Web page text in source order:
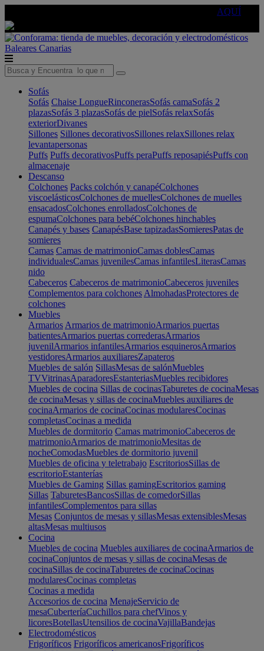
AQUÍ
Baleares Canarias
Sofás
Sofás Chaise LongueRinconerasSofás camaSofás 2
plazasSofás 3 plazasSofás de pielSofás relaxSofás
exteriorDivanes
Sillones Sillones decorativosSillones relaxSillones relax
levantapersonas
Puffs Puffs decorativosPuffs peraPuffs reposapiésPuffs con
almacenaje
Descanso
Colchones Packs colchón y canapéColchones
viscoelásticosColchones de muellesColchones de muelles
ensacadosColchones enrolladosColchones de
espumaColchones para bebéColchones hinchables
Canapés y bases CanapésBase tapizadasSomieresPatas de
somieres
Camas Camas de matrimonioCamas doblesCamas
individualesCamas juvenilesCamas infantilesLiterasCamas
nido
Cabeceros Cabeceros de matrimonioCabeceros juveniles
Complementos para colchones AlmohadasProtectores de
colchones
Muebles
Armarios Armarios de matrimonioArmarios puertas
batientesArmarios puertas correderasArmarios
juvenilArmarios infantilesArmarios esquinerosArmarios
vestidoresArmarios auxiliaresZapateros
Muebles de salón SillasMesas de salónMuebles
TVVitrinasAparadoresEstanteriasMuebles recibidores
Muebles de cocina Sillas de cocinasTaburetes de cocinaMesas
de cocinaMesas y sillas de cocinaMuebles auxiliares de
cocinaArmarios de cocinaCocinas modularesCocinas
completasCocinas a medida
Muebles de dormitorio Camas matrimonioCabeceros de
matrimonioArmarios de matrimonioMesitas de
nocheComodasMuebles de dormitorio juvenil
Muebles de oficina y teletrabajo EscritoriosSillas de
escritorioEstanterías
Muebles de Gaming Sillas gamingEscritorios gaming
Sillas TaburetesBancosSillas de comedorSillas
infantilesComplementos para sillas
Mesas Conjuntos de mesas y sillasMesas extensiblesMesas
altasMesas multiusos
Cocina
Muebles de cocina Muebles auxiliares de cocinaArmarios de
cocinaConjuntos de mesas y sillas de cocinaMesas de
cocinaSillas de cocinaTaburetes de cocinaCocinas
modularesCocinas completas
Cocinas a medida
Accesorios de cocina MenajeServicio de
mesaCuberteríaCuchillos para chefVinos y
licoresBotellasUtensilios de cocinaVajillaBandejas
Electrodomésticos
Frigoríficos Frigoríficos americanosFrigoríficos